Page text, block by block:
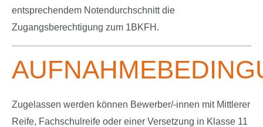
entsprechendem Notendurchschnitt die
Zugangsberechtigung zum 1BKFH.
Zugelassen werden können Bewerber/-innen mit Mittlerer
Reife, Fachschulreife oder einer Versetzung in Klasse 11